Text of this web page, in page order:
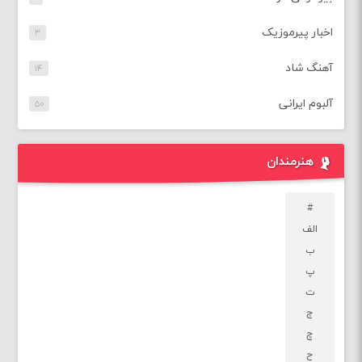
اخبار پیرموزیک ۳
آهنگ شاد ۱۴
آلبوم ایرانی ۵۰
هنرمندان
#
الف
ب
پ
ت
ج
چ
ح